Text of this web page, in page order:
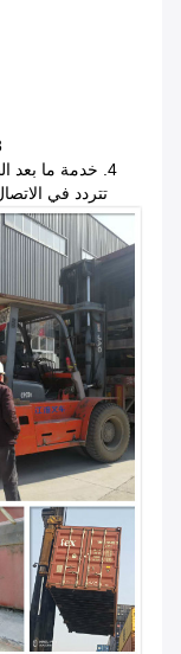
3. فريق
4. خدمة ما بعد
تتردد في